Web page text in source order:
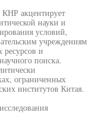
КНР акцентирует
науки и
условий,
учреждениям
и
поиска.
ограниченных
институтов Китая.